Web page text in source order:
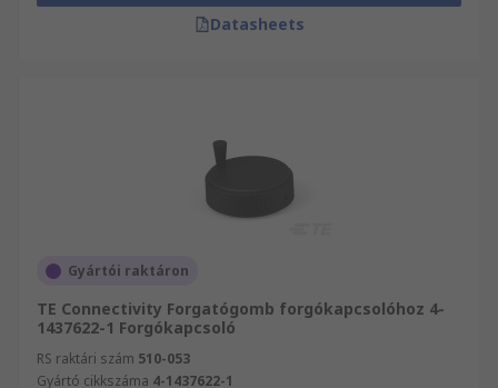
Datasheets
Gyártói raktáron
TE Connectivity Forgatógomb forgókapcsolóhoz 4-
1437622-1 Forgókapcsoló
RS raktári szám 510-053
Gyártó cikkszáma 4-1437622-1